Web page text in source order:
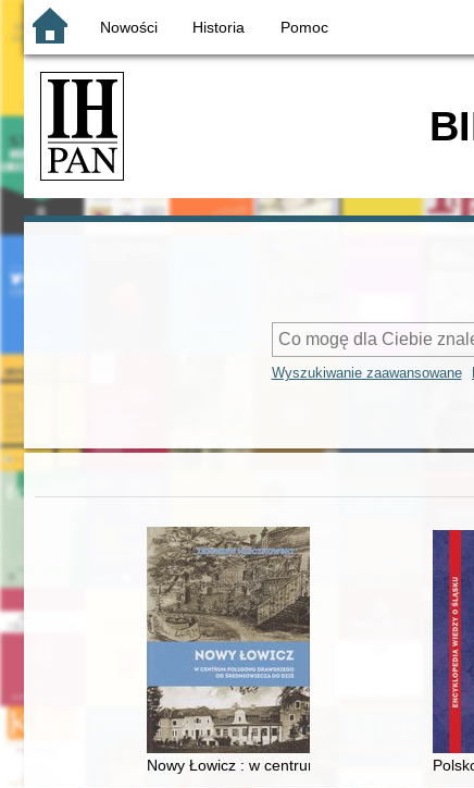
Nowości Historia Pomoc
Wyszukiwanie zaawansowane
Nowy Łowicz : w centrum poligonu drawskiego